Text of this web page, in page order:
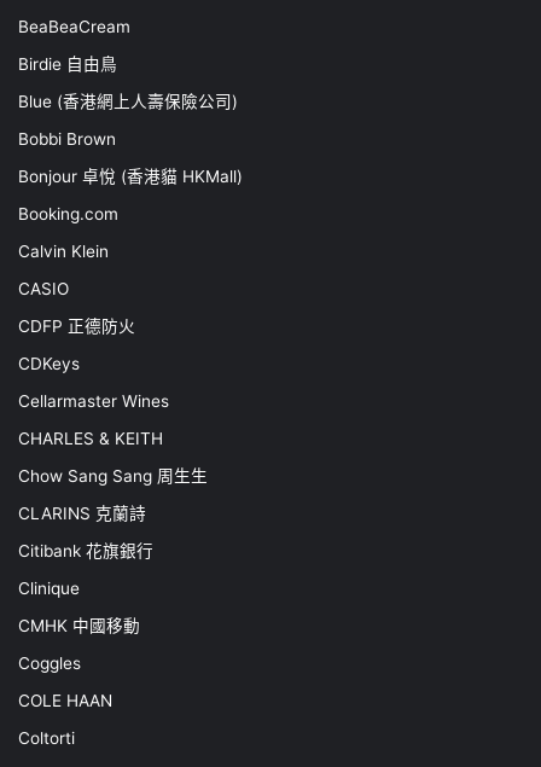
BeaBeaCream
Birdie 自由鳥
Blue (香港網上人壽保險公司)
Bobbi Brown
Bonjour 卓悅 (香港貓 HKMall)
Booking.com
Calvin Klein
CASIO
CDFP 正德防火
CDKeys
Cellarmaster Wines
CHARLES & KEITH
Chow Sang Sang 周生生
CLARINS 克蘭詩
Citibank 花旗銀行
Clinique
CMHK 中國移動
Coggles
COLE HAAN
Coltorti